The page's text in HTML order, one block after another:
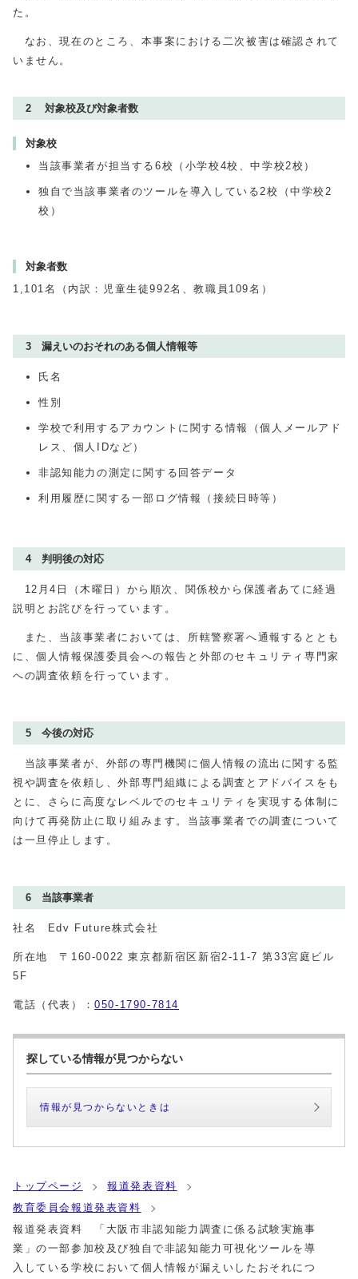
た。
なお、現在のところ、本事案における二次被害は確認されて
いません。
2 対象校及び対象者数
対象校
当該事業者が担当する6校（小学校4校、中学校2校）
独自で当該事業者のツールを導入している2校（中学校2
校）
対象者数
1,101名（内訳：児童生徒992名、教職員 109名）
3 漏えいのおそれのある個人情報等
氏名
性別
学校で利用するアカウントに関する情報（個人メールアド
レス、個人
IDなど）
非認知能力の測定に関する回答データ
利用履歴に関する一部ログ情報（接続日時等）
4 判明後の対応
12月4日（木曜日）から順次、関係校から保護者あてに経過
説明とお詫びを行っています。
また、当該事業者においては、所轄警察署へ通報するととも
に、個人情報保護委員会への報告と外部のセキュリティ専門家
への調査依頼を行っています。
5 今後の対応
当該事業者が、外部の専門機関に個人情報の流出に関する監
視や調査を依頼し、外部専門組織による調査とアドバイスをも
とに、さらに高度なレベルでのセキュリティを実現する体制に
向けて再発防止に取り組みます。当該事業者での調査について
は一旦停止します。
6 当該事業者
社名 Edv Future株式会社
所在地 〒 160-0022東京都新宿区新宿2-11-7第33宮庭ビル
5F
電話（代表）：050-1790-7814
探している情報が見つからない
情報が見つからないときは
トップページ
報道発表資料
教育委員会報道発表資料
報道発表資料 「大阪市非認知能力調査に係る試験実施事
業」の一部参加校及び独自で非認知能力可視化ツールを導
入している学校において個人情報が漏えいしたおそれにつ